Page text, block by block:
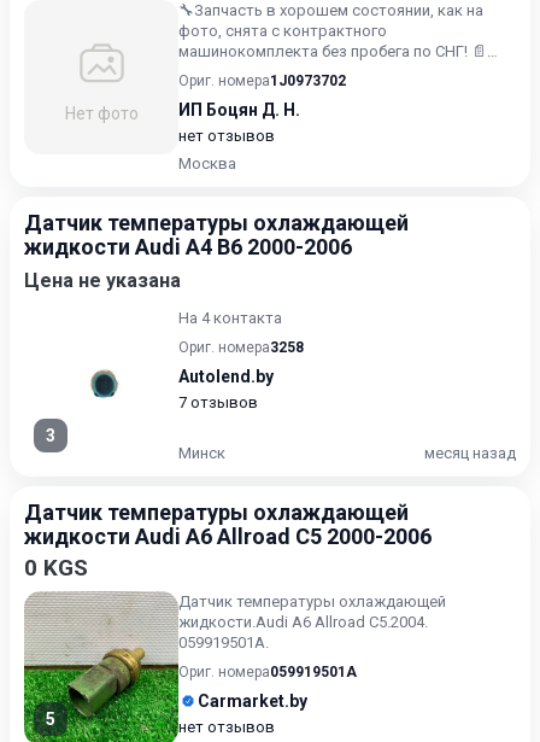
Нет фото
🔧Запчасть в хорошем состоянии, как на
фото, снята с контрактного
машинокомплекта без пробега по СНГ! 📄
Предоставляем полный пакет документов!...
Ориг. номера1J0973702
ИП Боцян Д. Н.
нет отзывов
Москва
Датчик температуры охлаждающей
жидкости Audi A4 B6 2000-2006
Цена не указана
3
На 4 контакта
Ориг. номера3258
Autolend.by
7 отзывов
Минск месяц назад
Датчик температуры охлаждающей
жидкости Audi A6 Allroad C5 2000-2006
0 KGS
5
Датчик температуры охлаждающей
жидкости.Audi A6 Allroad C5.2004.
059919501A.
Ориг. номера059919501A
Carmarket.by
нет отзывов